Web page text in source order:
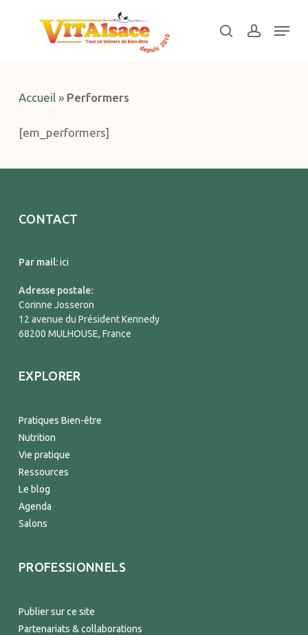
searchaccount
Menu
Accueil» Performers
[em_performers]
CONTACT
Par mail:ici
Adresse postale:
Corinne Josseron
12 avenue du Président Kennedy
68200 MULHOUSE, France
EXPLORER
Pratiques Bien-être
Nutrition
Vie pratique
Ressources
Le blog
Agenda
Salons
PROFESSIONNELS
Publier sur ce site
Partenariats & collaborations